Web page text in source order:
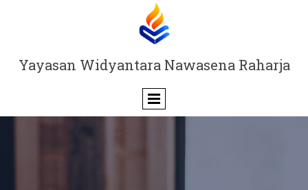
Yayasan Widyantara Nawasena Raharja